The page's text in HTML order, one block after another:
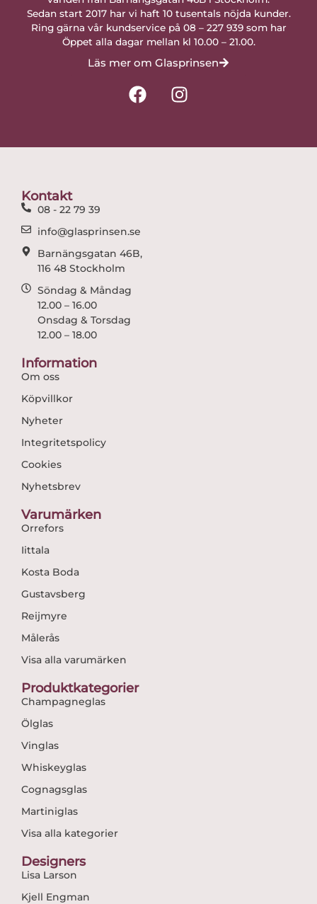
Sedan start 2017 har vi haft 10 tusentals nöjda kunder.
Ring gärna vår kundservice på 08 – 227 939 som har
Öppet alla dagar mellan kl 10.00 – 21.00.
Läs mer om Glasprinsen
F
a
I
n
Kontakt
08 - 22 79 39
info@glasprinsen.se
Barnängsgatan 46B,
116 48 Stockholm
Söndag & Måndag
12.00 – 16.00
Onsdag & Torsdag
12.00 – 18.00
Information
Om oss
Köpvillkor
Nyheter
Integritetspolicy
Cookies
Nyhetsbrev
Varumärken
Orrefors
Iittala
Kosta Boda
Gustavsberg
Reijmyre
Målerås
Visa alla varumärken
Produktkategorier
Champagneglas
Ölglas
Vinglas
Whiskeyglas
Cognagsglas
Martiniglas
Visa alla kategorier
Designers
Lisa Larson
Kjell Engman